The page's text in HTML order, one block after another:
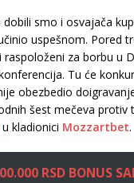
smo i osvajača
uspešnom. Pored
za borbu u
Tu će
obezbedio
šest mečeva
u kladionici Mozzartbet.
RSD BONUS